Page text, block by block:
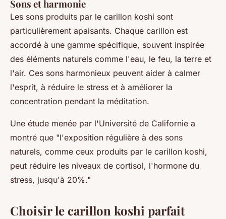
Sons et harmonie
Les sons produits par le carillon koshi sont
particulièrement apaisants. Chaque carillon est
accordé à une gamme spécifique, souvent inspirée
des éléments naturels comme l'eau, le feu, la terre et
l'air. Ces sons harmonieux peuvent aider à calmer
l'esprit, à réduire le stress et à améliorer la
concentration pendant la méditation.
Une étude menée par l'Université de Californie a
montré que "l'exposition régulière à des sons
naturels, comme ceux produits par le carillon koshi,
peut réduire les niveaux de cortisol, l'hormone du
stress, jusqu'à 20%."
Choisir le carillon koshi parfait